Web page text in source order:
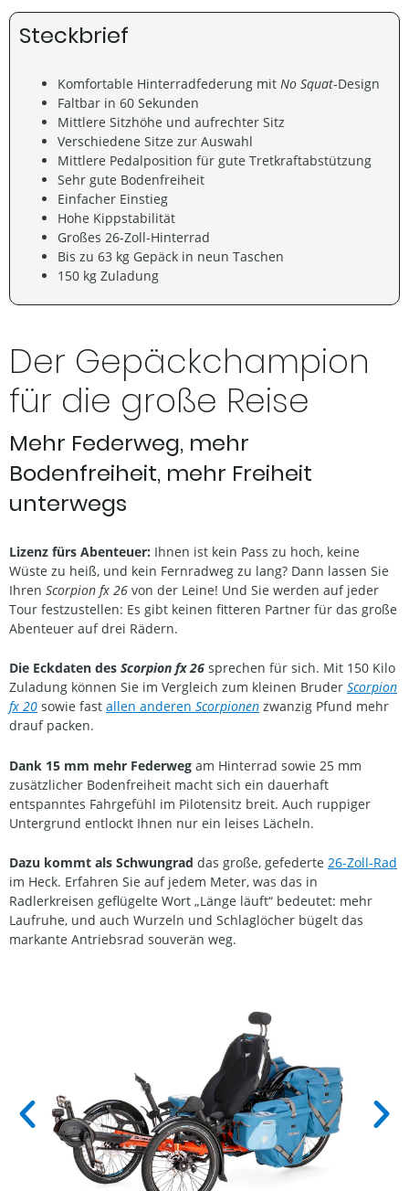
Steckbrief
Komfortable Hinterradfederung mit No Squat-Design
Faltbar in 60 Sekunden
Mittlere Sitzhöhe und aufrechter Sitz
Verschiedene Sitze zur Auswahl
Mittlere Pedalposition für gute Tretkraftabstützung
Sehr gute Bodenfreiheit
Einfacher Einstieg
Hohe Kippstabilität
Großes 26-Zoll-Hinterrad
Bis zu 63 kg Gepäck in neun Taschen
150 kg Zuladung
Der Gepäckchampion
für die große Reise
Mehr Federweg, mehr
Bodenfreiheit, mehr Freiheit
unterwegs
Lizenz fürs Abenteuer: Ihnen ist kein Pass zu hoch, keine
Wüste zu heiß, und kein Fernradweg zu lang? Dann lassen Sie
Ihren Scorpion fx 26 von der Leine! Und Sie werden auf jeder
Tour festzustellen: Es gibt keinen fitteren Partner für das große
Abenteuer auf drei Rädern.
Die Eckdaten des Scorpion fx 26 sprechen für sich. Mit 150 Kilo
Zuladung können Sie im Vergleich zum kleinen Bruder Scorpion
fx 20 sowie fast allen anderen Scorpionen zwanzig Pfund mehr
drauf packen.
Dank 15 mm mehr Federweg am Hinterrad sowie 25 mm
zusätzlicher Bodenfreiheit macht sich ein dauerhaft
entspanntes Fahrgefühl im Pilotensitz breit. Auch ruppiger
Untergrund entlockt Ihnen nur ein leises Lächeln.
Dazu kommt als Schwungrad das große, gefederte 26-Zoll-Rad
im Heck. Erfahren Sie auf jedem Meter, was das in
Radlerkreisen geflügelte Wort „Länge läuft“ bedeutet: mehr
Laufruhe, und auch Wurzeln und Schlaglöcher bügelt das
markante Antriebsrad souverän weg.